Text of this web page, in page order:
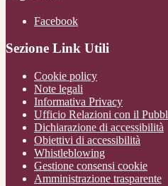
Facebook
Sezione Link Utili
Cookie policy
Note legali
Informativa Privacy
Ufficio Relazioni con il
Dichiarazione di accessibilità
Obiettivi di accessibilità
Whistleblowing
Gestione consensi cookie
Amministrazione trasparente